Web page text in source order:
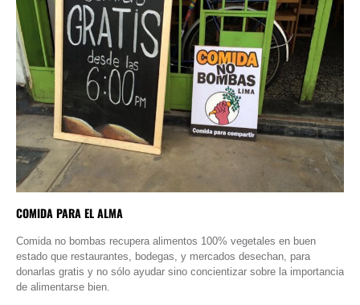
COMIDA PARA EL ALMA
Comida no bombas recupera alimentos 100% vegetales en buen
estado que restaurantes, bodegas, y mercados desechan, para
donarlas gratis y no sólo ayudar sino concientizar sobre la importancia
de alimentarse bien.